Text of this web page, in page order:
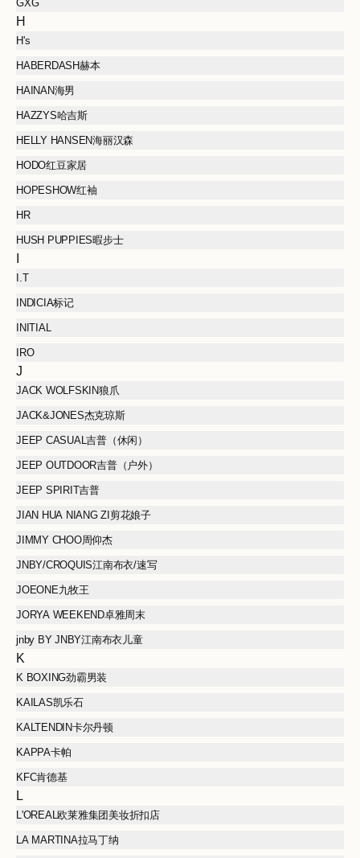
GXG
H
H's
HABERDASH赫本
HAINAN海男
HAZZYS哈吉斯
HELLY HANSEN海丽汉森
HODO红豆家居
HOPESHOW红袖
HR
HUSH PUPPIES暇步士
I.T
INDICIA标记
INITIAL
IRO
J
JACK WOLFSKIN狼爪
JACK&JONES杰克琼斯
JEEP CASUAL吉普（休闲）
JEEP OUTDOOR吉普（户外）
JEEP SPIRIT吉普
JIAN HUA NIANG ZI剪花娘子
JIMMY CHOO周仰杰
JNBY/CROQUIS江南布衣/速写
JOEONE九牧王
JORYA WEEKEND卓雅周末
jnby BY JNBY江南布衣儿童
K
K BOXING劲霸男装
KAILAS凯乐石
KALTENDIN卡尔丹顿
KAPPA卡帕
KFC肯德基
L
L'OREAL欧莱雅集团美妆折扣店
LA MARTINA拉马丁纳